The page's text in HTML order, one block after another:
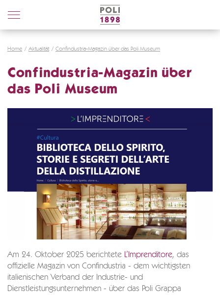
Poli
Distillerie
Home Aktualität Confindustria-Magazin über das Poli Museum
Confindustria-Magazin über
das Poli Museum
Am 24. Oktober 2025 berichtete L’Imprenditore, das
offizielle Magazin von Confindustria - dem wichtigsten
italienischen Verband der Industrie- und
Dienstleistungsunternehmen - über das Poli Grappa